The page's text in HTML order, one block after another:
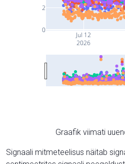
Jul 12
2026
0
2
Graafik viimati
Signaali mitmeteelisus näitab